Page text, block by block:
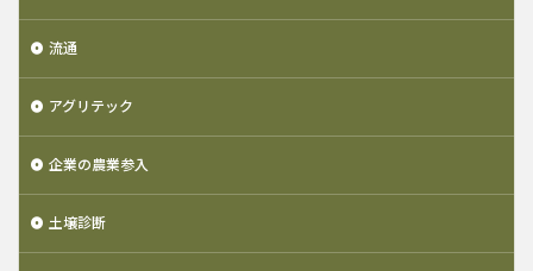
流通
アグリテック
企業の農業参入
土壌診断